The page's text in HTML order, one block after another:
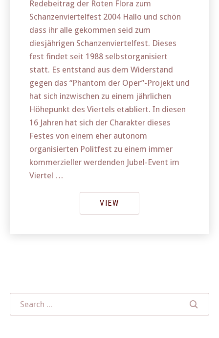
Redebeitrag der Roten Flora zum
Schanzenviertelfest 2004 Hallo und schön
dass ihr alle gekommen seid zum
diesjährigen Schanzenviertelfest. Dieses
fest findet seit 1988 selbstorganisiert
statt. Es entstand aus dem Widerstand
gegen das “Phantom der Oper”-Projekt und
hat sich inzwischen zu einem jährlichen
Höhepunkt des Viertels etabliert. In diesen
16 Jahren hat sich der Charakter dieses
Festes von einem eher autonom
organisierten Politfest zu einem immer
kommerzieller werdenden Jubel-Event im
Viertel …
VIEW